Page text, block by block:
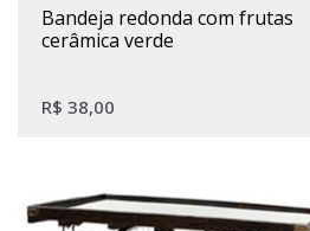
bandeja redonda com frutas
cerâmica verde
R$ 38,00